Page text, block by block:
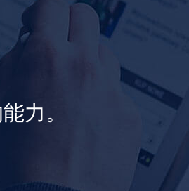
力。